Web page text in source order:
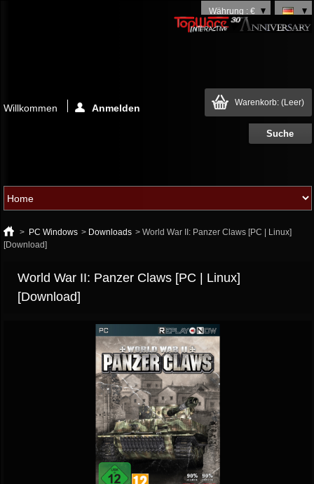
Währung : €
Warenkorb: (Leer)
Willkommen Anmelden
> PC Windows > Downloads > World War II: Panzer Claws [PC | Linux]
[Download]
World War II: Panzer Claws [PC | Linux]
[Download]